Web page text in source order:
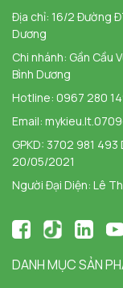
Địa chỉ: 16/2 Đường
Dương
Chi nhánh: Gần Cầu
Bình Dương
Hotline: 0967 280
Email:
GPKD: 3702 981
20/05/2021
Người Đại Diện: Lê
DANH MỤC SẢN